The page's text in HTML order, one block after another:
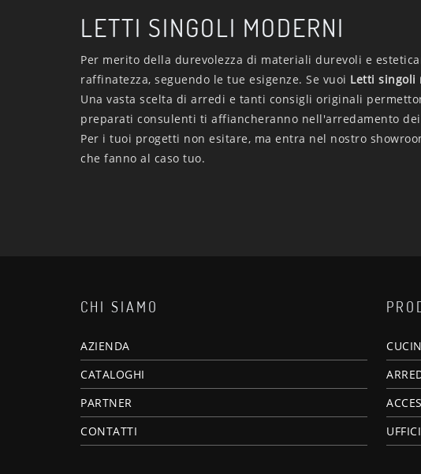
LETTI SINGOLI MODERNI
Per merito della durevolezza di materiali durevoli e
raffinatezza, seguendo le tue esigenze. Se vuoi Letti singoli
Una vasta scelta di arredi e tanti consigli originali
preparati consulenti ti affiancheranno nell'arredamento
Per i tuoi progetti non esitare, ma entra nel nostro
che fanno al caso tuo.
CHI SIAMO
AZIENDA
CATALOGHI
PARTNER
CONTATTI